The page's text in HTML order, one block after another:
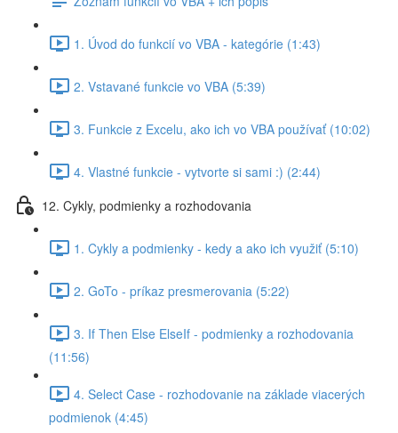
1. Úvod do funkcií vo VBA - kategórie (1:43)
2. Vstavané funkcie vo VBA (5:39)
3. Funkcie z Excelu, ako ich vo VBA používať (10:02)
4. Vlastné funkcie - vytvorte si sami :) (2:44)
12. Cykly, podmienky a rozhodovania
1. Cykly a podmienky - kedy a ako ich využiť (5:10)
2. GoTo - príkaz presmerovania (5:22)
3. If Then Else ElseIf - podmienky a rozhodovania
(11:56)
4. Select Case - rozhodovanie na základe viacerých
podmienok (4:45)